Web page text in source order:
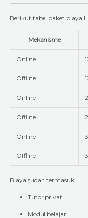
Berikut tabel paket biaya
Mekanisme
Online
Offline
Online
Offline
Online
Offline
Biaya sudah termasuk:
Tutor privat
Modul belajar